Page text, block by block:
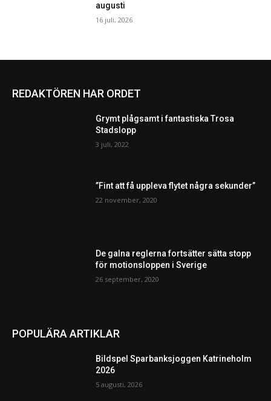
augusti
16 juli, 2026
REDAKTÖREN HAR ORDET
Grymt plågsamt i fantastiska Trosa
Stadslopp
3 juli, 2022
”Fint att få uppleva flytet några sekunder”
22 november, 2020
De galna reglerna fortsätter sätta stopp
för motionsloppen i Sverige
26 september, 2020
POPULÄRA ARTIKLAR
Bildspel Sparbanksjoggen Katrineholm
2026
5 augusti, 2026